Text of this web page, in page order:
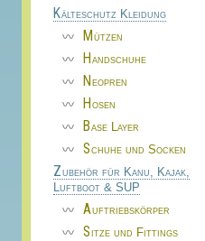
Kälteschutz Kleidung
Mützen
Handschuhe
Neopren
Hosen
Base Layer
Schuhe und Socken
Zubehör für Kanu, Kajak,
Luftboot & SUP
Auftriebskörper
Sitze und Fittings